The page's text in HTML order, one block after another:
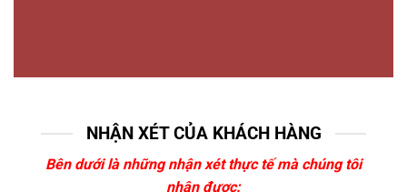
NHẬN XÉT CỦA KHÁCH HÀNG
Bên dưới là những nhận xét thực tế mà chúng tôi
nhận được: